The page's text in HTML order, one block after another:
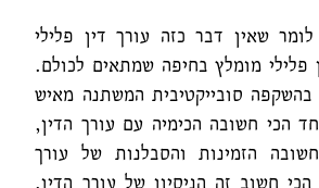
שאין דבר כזה עורך דין פלילי
פלילי מומלץ בחיפה שמתאים לכולם.
בהשקפה סובייקטיבית המשתנה מאיש
הכי חשובה הכימיה עם עורך הדין,
הזמינות והסבלנות של עורך
חשוב זה הניסיון של עורך הדין,